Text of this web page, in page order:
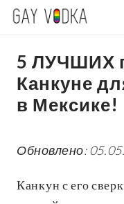
5 ЛУЧШИХ
Канкуне
в Мексике!
Обновлено:
Канкун с его